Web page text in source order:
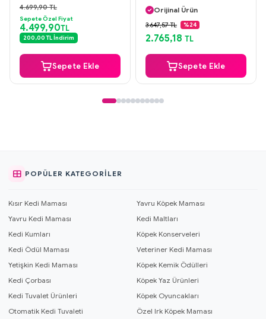
Güvenli Ödeme
Aynı Gün Kargo
4.699,90 TL
Sepete Özel Fiyat
4.499,90TL
200,00 TL İndirim
Sepete Ekle
Orijinal Ürün
Güvenli Ödeme
Aynı Gün Kargo
3.647,57 TL %24
2.765,18 TL
Sepete Ekle
POPÜLER KATEGORILER
Kısır Kedi Maması
Yavru Köpek Maması
Yavru Kedi Maması
Kedi Maltları
Kedi Kumları
Köpek Konserveleri
Kedi Ödül Maması
Veteriner Kedi Maması
Yetişkin Kedi Maması
Köpek Kemik Ödülleri
Kedi Çorbası
Köpek Yaz Ürünleri
Kedi Tuvalet Ürünleri
Köpek Oyuncakları
Otomatik Kedi Tuvaleti
Özel Irk Köpek Maması